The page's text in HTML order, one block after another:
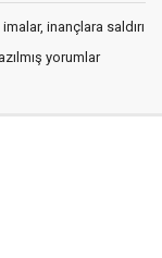
inançlara saldırı
yorumlar